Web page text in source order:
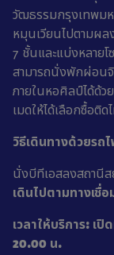
วัฒธรรมกรุงเทพม
หมุนเวียนไปตามผ
7 ชั้นและแบ่งหลาย
สามารถนั่งพักผ่อนจิ
ภายในหอศิลป์ได้ด้ว
เมดให้ได้เลือกซื้อติ
วิธีเดินทางด้วยรถ
นั่งบีทีเอสลงสถานีส
เดินไปตามทางเชื่
เวลาให้บริการ: เปิ
20.00 น.